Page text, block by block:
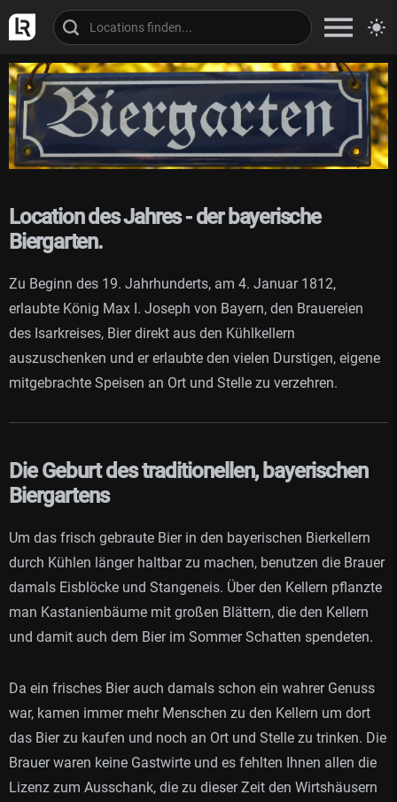
Location des Jahres - der bayerische
Biergarten.
Zu Beginn des 19. Jahrhunderts, am 4. Januar 1812,
erlaubte König Max I. Joseph von Bayern, den Brauereien
des Isarkreises, Bier direkt aus den Kühlkellern
auszuschenken und er erlaubte den vielen Durstigen, eigene
mitgebrachte Speisen an Ort und Stelle zu verzehren.
Die Geburt des traditionellen, bayerischen
Biergartens
Um das frisch gebraute Bier in den bayerischen Bierkellern
durch Kühlen länger haltbar zu machen, benutzen die Brauer
damals Eisblöcke und Stangeneis. Über den Kellern pflanzte
man Kastanienbäume mit großen Blättern, die den Kellern
und damit auch dem Bier im Sommer Schatten spendeten.
Da ein frisches Bier auch damals schon ein wahrer Genuss
war, kamen immer mehr Menschen zu den Kellern um dort
das Bier zu kaufen und noch an Ort und Stelle zu trinken. Die
Brauer waren keine Gastwirte und es fehlten Ihnen allen die
Lizenz zum Ausschank, die zu dieser Zeit den Wirtshäusern